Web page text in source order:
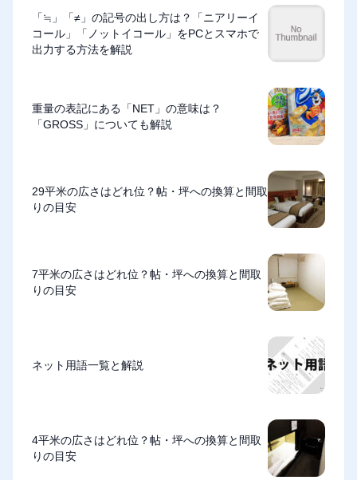
「≒」「≠」の記号の出し方は？「ニアリーイ
コール」「ノットイコール」をPCとスマホで
出力する方法を解説
重量の表記にある「NET」の意味は？
「GROSS」についても解説
29平米の広さはどれ位？帖・坪への換算と間取
りの目安
7平米の広さはどれ位？帖・坪への換算と間取
りの目安
ネット用語一覧と解説
4平米の広さはどれ位？帖・坪への換算と間取
りの目安